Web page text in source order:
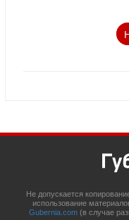
Не допускается
использование
Gubernia.com (в случае